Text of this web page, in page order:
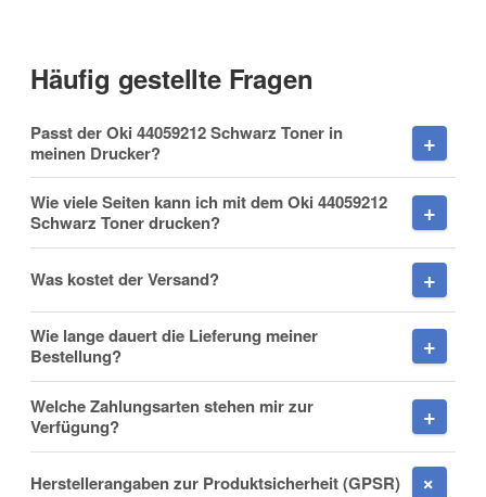
Nachname
Firma
Häufig gestellte Fragen
Passt der Oki 44059212 Schwarz Toner in
meinen Drucker?
Wie viele Seiten kann ich mit dem Oki 44059212
Schwarz Toner drucken?
Was kostet der Versand?
Wie lange dauert die Lieferung meiner
Bestellung?
Welche Zahlungsarten stehen mir zur
Verfügung?
Herstellerangaben zur Produktsicherheit (GPSR)